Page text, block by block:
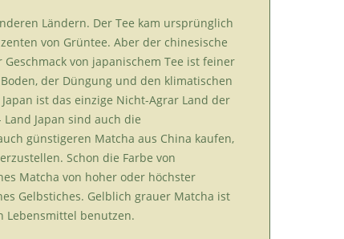
Ländern. Der Tee kam ursprünglich
von Grüntee. Aber der chinesische
Geschmack von japanischem Tee ist feiner
der Düngung und den klimatischen
Japan ist das einzige Nicht-Agrar Land der
Japan sind auch die
günstigeren Matcha aus China kaufen,
Schon die Farbe von
Matcha von hoher oder höchster
Gelbstiches. Gelblich grauer Matcha ist
Lebensmittel benutzen.